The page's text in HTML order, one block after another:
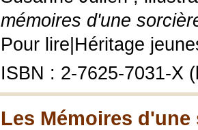
mémoires d'une
Pour lire|Héritage
ISBN : 2-7625-7031-X
Les Mémoires d'une